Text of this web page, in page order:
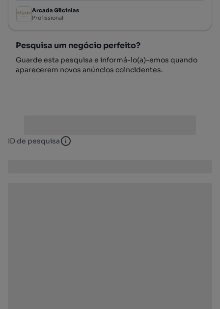
Arcada Glicínias
Profissional
Pesquisa um negócio perfeito?
Guarde esta pesquisa e informá-lo(a)-emos quando
aparecerem novos anúncios coincidentes.
ID de pesquisa ID de pesquisa